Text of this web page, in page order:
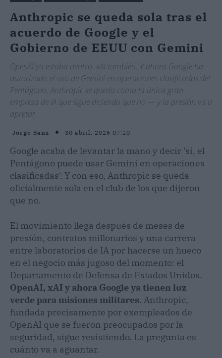
Anthropic se queda sola tras el
acuerdo de Google y el
Gobierno de EEUU con Gemini
OpenAI ya estaba dentro. xAI también. Y ahora Google ha
autorizado el uso de Gemini en operaciones clasificadas del
Pentágono. Anthropic se queda como la única gran
empresa de IA que sigue diciendo que no — y la presión va a
apretar.
Jorge Sanz 30 abril, 2026 07:10
Google acaba de levantar la mano y decir 'sí, el
Pentágono puede usar Gemini en operaciones
clasificadas'. Y con eso, Anthropic se queda
oficialmente sola en el club de los que dijeron
que no.
El movimiento llega después de meses de
presión, contratos millonarios y una carrera
entre laboratorios de IA por hacerse un hueco
en el negocio más jugoso del momento: el
Departamento de Defensa de Estados Unidos.
OpenAI, xAI y ahora Google ya tienen luz
verde para misiones militares. Anthropic,
fundada precisamente por exempleados de
OpenAI que se fueron preocupados por la
seguridad, sigue resistiendo. La pregunta es
cuánto va a aguantar.